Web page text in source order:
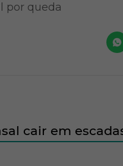
por queda
cair em